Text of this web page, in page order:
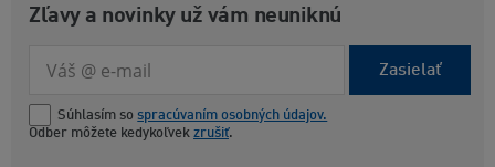
Zľavy a novinky už vám neuniknú
Zasielať
Súhlasím so spracúvaním osobných údajov.
Odber môžete kedykoľvek zrušiť.